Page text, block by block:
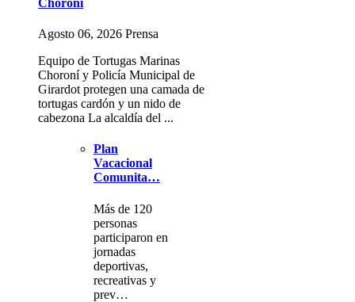
Agosto 06, 2026 Prensa
Equipo de Tortugas Marinas
Choroní y Policía Municipal de
Girardot protegen una camada de
tortugas cardón y un nido de
cabezona La alcaldía del ...
Plan
Vacacional
Comunita…
Más de 120
personas
participaron en
jornadas
deportivas,
recreativas y
prev…